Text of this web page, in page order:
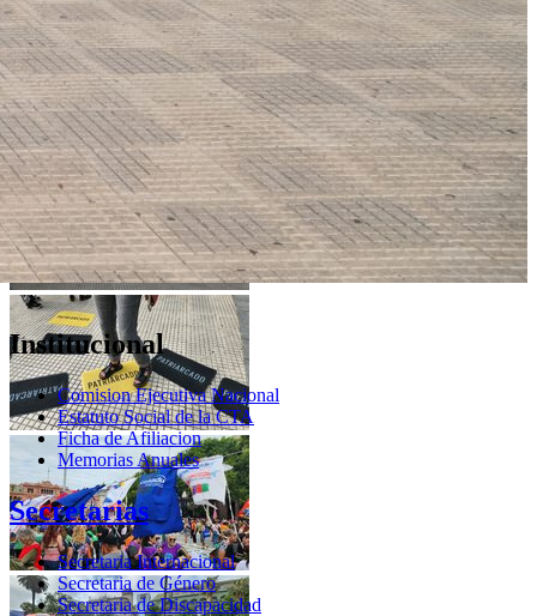
Institucional
Comision Ejecutiva Nacional
Estatuto Social de la CTA
Ficha de Afiliacion
Memorias Anuales
Secretarias
Secretaria Internacional
Secretaria de Género
Secretaria de Discapacidad